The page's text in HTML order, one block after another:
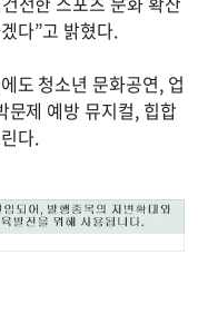
다”고 밝혔다.
도 청소년 문화공연, 업
문제 예방 뮤지컬, 힙합
다.